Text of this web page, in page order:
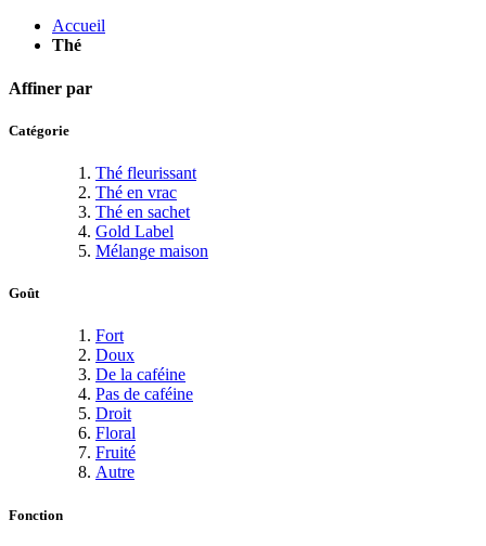
Accueil
Thé
Affiner par
Catégorie
Thé fleurissant
Thé en vrac
Thé en sachet
Gold Label
Mélange maison
Goût
Fort
Doux
De la caféine
Pas de caféine
Droit
Floral
Fruité
Autre
Fonction